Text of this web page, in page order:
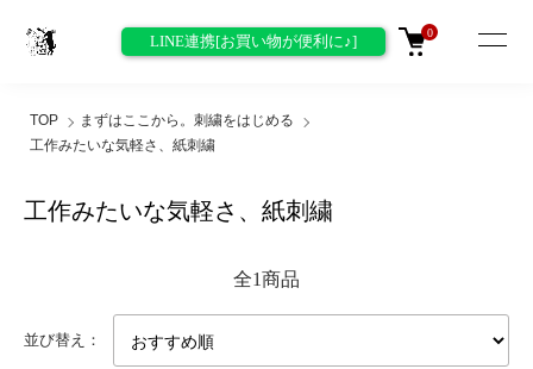
LINE連携[お買い物が便利に♪] 0
TOP
まずはここから。刺繍をはじめる
工作みたいな気軽さ、紙刺繍
工作みたいな気軽さ、紙刺繍
全1商品
並び替え：